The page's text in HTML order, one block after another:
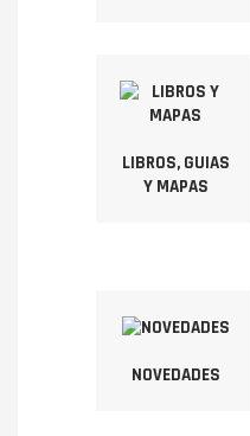
LIBROS, GUIAS
Y MAPAS
NOVEDADES